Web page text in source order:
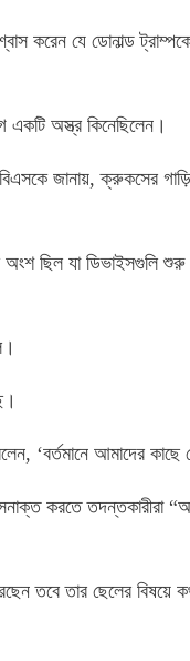
করেন যে ডোনাল্ড
অস্ত্র কিনেছিলেন।
জানায়, ক্রুকসের
অংশ ছিল যা ডিভাইসগুলি
‘বর্তমানে আমাদের
করতে তদন্তকারীরা
তবে তার ছেলের